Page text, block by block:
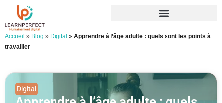
Accueil » Blog » Digital » Apprendre à l’âge adulte : quels sont les points à
travailler
Digital